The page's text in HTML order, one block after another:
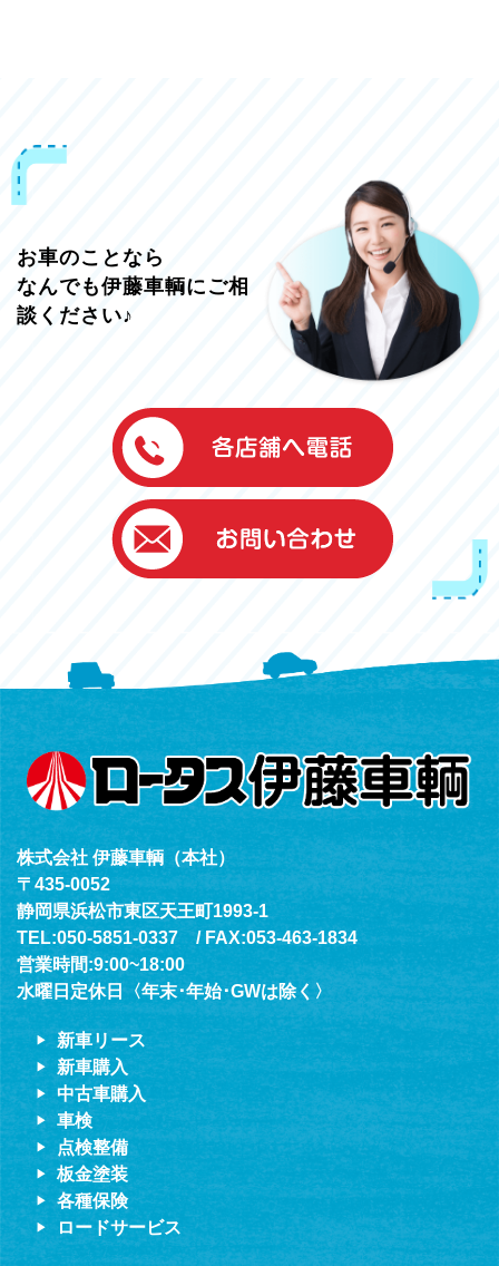
お車のことなら
なんでも伊藤車輌にご相
談ください♪
伊藤車輌（本社）
050-5851-0337
グッドワン浜松
050-5851-0338
浜北店
050-5851-0339
（年中無休24h対応）
株式会社 伊藤車輌（本社）
〒435-0052
静岡県浜松市東区天王町1993-1
TEL:050-5851-0337 / FAX:053-463-1834
営業時間:9:00~18:00
水曜日定休日〈年末･年始･GWは除く〉
新車リース
新車購入
中古車購入
車検
点検整備
板金塗装
各種保険
ロードサービス